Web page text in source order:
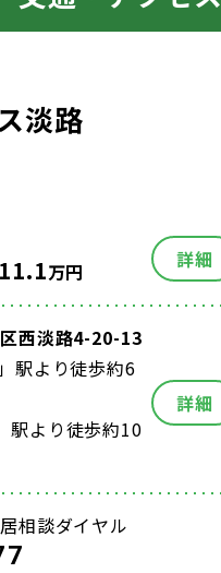
淡路
11.1万円 詳細
西淡路4-20-13
駅より徒歩約6
駅より徒歩約10
詳細
相談ダイヤル